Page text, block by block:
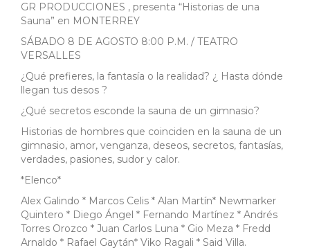
GR PRODUCCIONES , presenta “Historias de una
Sauna” en MONTERREY
SÁBADO 8 DE AGOSTO 8:00 P.M. / TEATRO
VERSALLES
¿Qué prefieres, la fantasía o la realidad? ¿ Hasta dónde
llegan tus desos ?
¿Qué secretos esconde la sauna de un gimnasio?
Historias de hombres que coinciden en la sauna de un
gimnasio, amor, venganza, deseos, secretos, fantasías,
verdades, pasiones, sudor y calor.
*Elenco*
Alex Galindo * Marcos Celis * Alan Martín* Newmarker
Quintero * Diego Ángel * Fernando Martínez * Andrés
Torres Orozco * Juan Carlos Luna * Gio Meza * Fredd
Arnaldo * Rafael Gaytán* Viko Ragali * Said Villa.